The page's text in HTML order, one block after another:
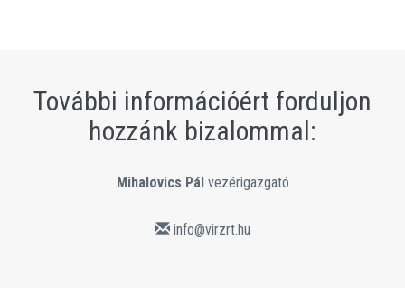
További információért forduljon
hozzánk bizalommal:
Mihalovics Pálvezérigazgató
info@virzrt.hu